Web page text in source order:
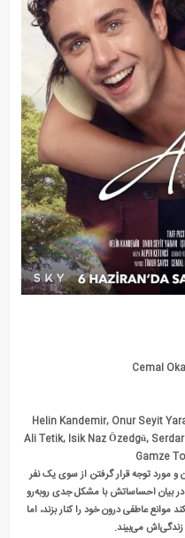
Helin Kandemir, Onur Seyit
Ali Tetik, Isik Naz Özedgü,
Gamze
و مورد توجه قرار گرفتن از سوی یک نفر
بیان احساساتش با مشکل جدی روبه‌رو
عاطفی درون خود را کنار بزند، اما
زندگی‌اش می‌بیند.